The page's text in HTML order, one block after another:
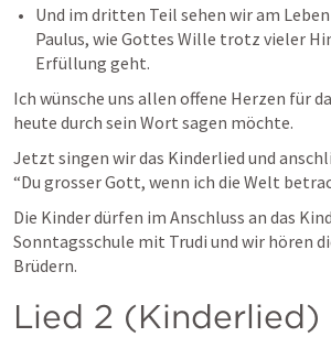
Und im dritten Teil sehen wir am
Paulus, wie Gottes Wille trotz vieler
Erfüllung geht.
Ich wünsche uns allen offene Herzen für
heute durch sein Wort sagen möchte.
Jetzt singen wir das Kinderlied und
“Du grosser Gott, wenn ich die Welt
Die Kinder dürfen im Anschluss an das
Sonntagsschule mit Trudi und wir hören
Brüdern.
Lied 2 (Kinderlied)